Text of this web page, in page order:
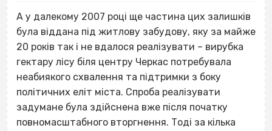
А у далекому 2007 році ще частина цих залишків
була віддана під житлову забудову, яку за майже
20 років так і не вдалося реалізувати – вирубка
гектару лісу біля центру Черкас потребувала
неабиякого схвалення та підтримки з боку
політичних еліт міста. Спроба реалізувати
задумане була здійснена вже після початку
повномасштабного вторгнення. Тоді за кілька